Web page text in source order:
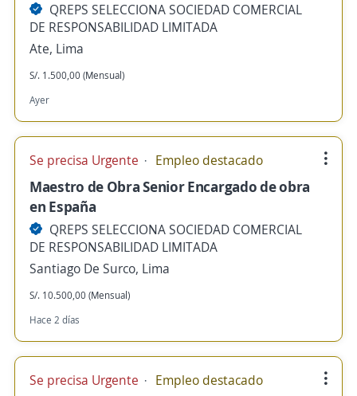
QREPS SELECCIONA SOCIEDAD COMERCIAL
DE RESPONSABILIDAD LIMITADA
Ate, Lima
S/. 1.500,00 (Mensual)
Ayer
Se precisa Urgente Empleo destacado
Maestro de Obra Senior Encargado de obra
en España
QREPS SELECCIONA SOCIEDAD COMERCIAL
DE RESPONSABILIDAD LIMITADA
Santiago De Surco, Lima
S/. 10.500,00 (Mensual)
Hace 2 días
Se precisa Urgente Empleo destacado